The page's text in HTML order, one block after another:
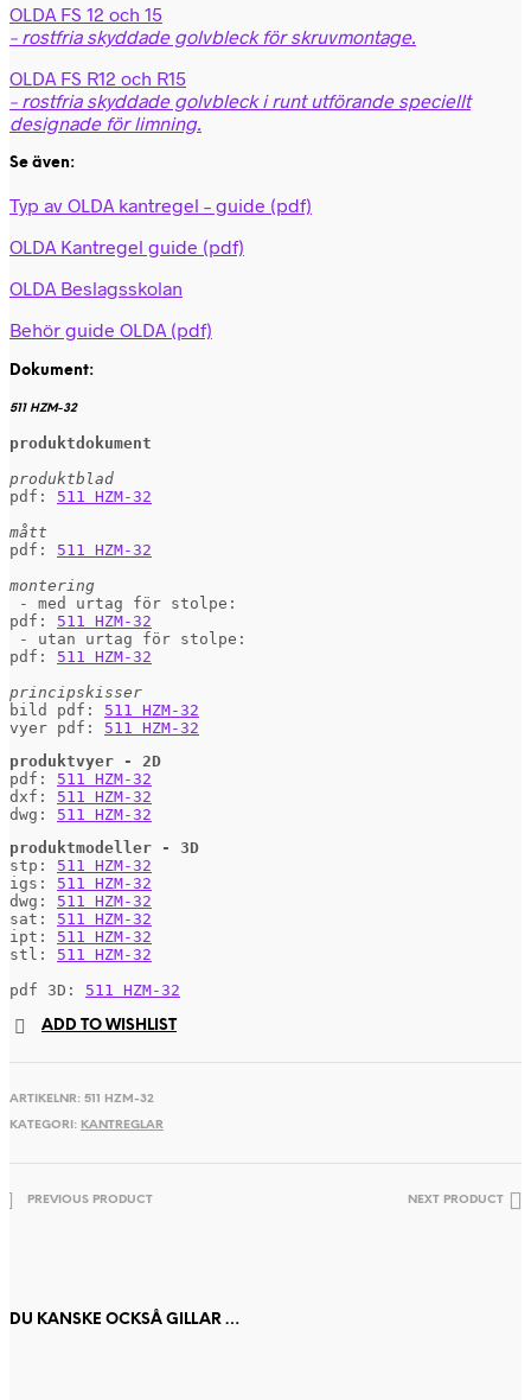
OLDA FS 12 och 15
– rostfria skyddade golvbleck för skruvmontage.
OLDA FS R12 och R15
– rostfria skyddade golvbleck i runt utförande speciellt
designade för limning.
Se även:
Typ av OLDA kantregel – guide (pdf)
OLDA Kantregel guide (pdf)
OLDA Beslagsskolan
Behör guide OLDA (pdf)
Dokument:
511 HZM-32
produktdokument
produktblad
pdf: 511 HZM-32
mått
pdf: 511 HZM-32
montering
- med urtag för stolpe:
pdf: 511 HZM-32
- utan urtag för stolpe:
pdf: 511 HZM-32
principskisser
bild pdf: 511 HZM-32
vyer pdf: 511 HZM-32
produktvyer - 2D
pdf: 511 HZM-32
dxf: 511 HZM-32
dwg: 511 HZM-32
produktmodeller - 3D
stp: 511 HZM-32
igs: 511 HZM-32
dwg: 511 HZM-32
sat: 511 HZM-32
ipt: 511 HZM-32
stl: 511 HZM-32
pdf 3D: 511 HZM-32
ADD TO WISHLIST
ARTIKELNR: 511 HZM-32
KATEGORI: KANTREGLAR
PREVIOUS PRODUCT NEXT PRODUCT
DU KANSKE OCKSÅ GILLAR …